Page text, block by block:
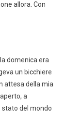
allora. Con
domenica era
un bicchiere
attesa della mia
a
del mondo